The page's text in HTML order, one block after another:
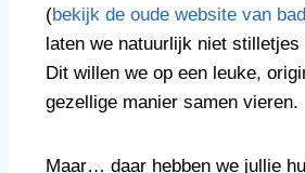
(bekijk de oude website van
laten we natuurlijk niet stilletjes
Dit willen we op een leuke,
gezellige manier samen vieren.
Maar… daar hebben we jullie